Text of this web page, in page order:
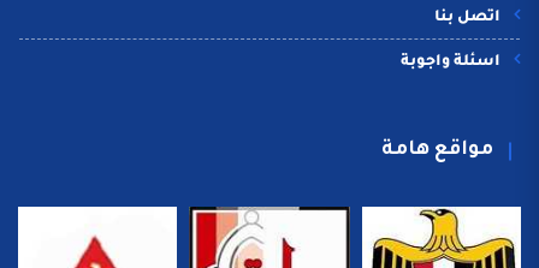
اتصل بنا
اسئلة واجوبة
مواقع هامة